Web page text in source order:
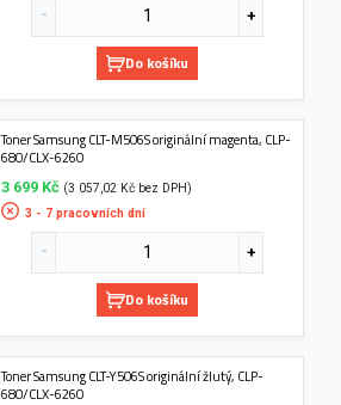
Do košíku
Toner Samsung CLT-M506S originální magenta, CLP-
680/CLX-6260
3 699 Kč (3 057,02 Kč bez DPH)
3 - 7 pracovních dní
Do košíku
Toner Samsung CLT-Y506S originální žlutý, CLP-
680/CLX-6260